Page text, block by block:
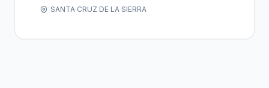
SANTA CRUZ DE LA SIERRA